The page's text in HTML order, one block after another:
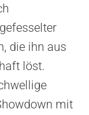
die ihn aus
löst.
mit